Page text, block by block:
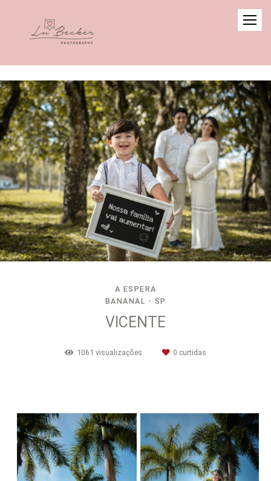
A ESPERA
BANANAL - SP
VICENTE
1061 visualizações 0 curtidas